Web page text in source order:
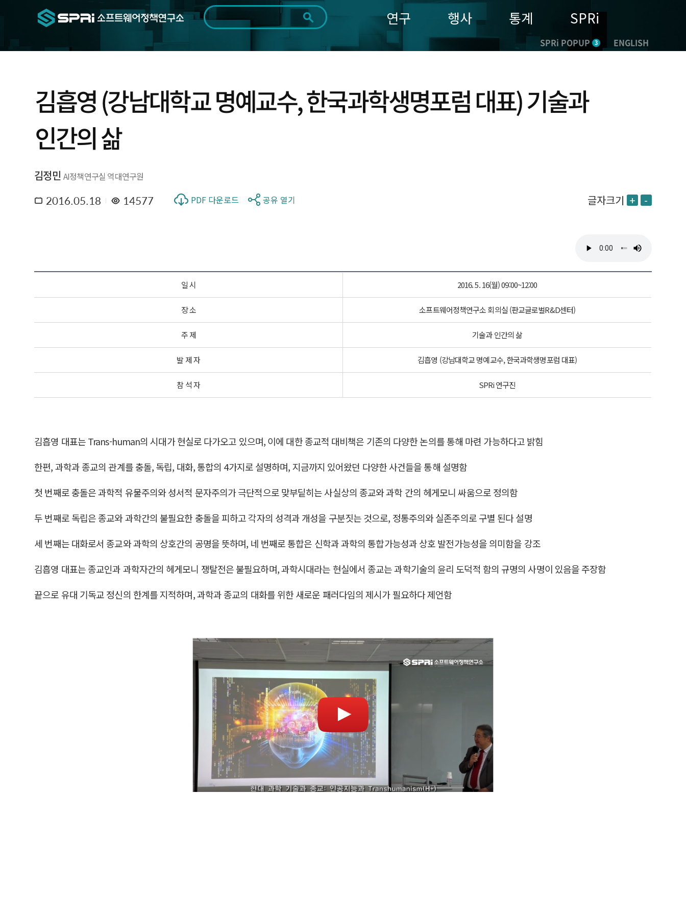
기간 전체 1일 1주 1개월 3개월 1년
일
막
일
조회
연구 행사 통계 SPRi
SPRi POPUP 3 ENGLISH
김흡영 (강남대학교 명예교수, 한국과학생명포럼 대표) 기술과
인간의 삶
김정민 AI정책연구실 역대연구원
2016.05.18 14577 PDF 다운로드 공유 열기 글자크기 + -
일 시 2016. 5. 16(월) 09:00~12:00
장 소 소프트웨어정책연구소 회의실 (판교글로벌R&D센터)
주 제 기술과 인간의 삶
발 제 자 김흡영 (강남대학교 명예교수, 한국과학생명포럼 대표)
참 석 자 SPRi 연구진
김흡영 대표는 Trans-human의 시대가 현실로 다가오고 있으며, 이에 대한 종교적 대비책은 기존의 다양한 논의를 통해 마련 가능하다고 밝힘
한편, 과학과 종교의 관계를 충돌, 독립, 대화, 통합의 4가지로 설명하며, 지금까지 있어왔던 다양한 사건들을 통해 설명함
첫 번째로 충돌은 과학적 유물주의와 성서적 문자주의가 극단적으로 맞부딭히는 사실상의 종교와 과학 간의 헤게모니 싸움으로 정의함
두 번째로 독립은 종교와 과학간의 불필요한 충돌을 피하고 각자의 성격과 개성을 구분짓는 것으로, 정통주의와 실존주의로 구별 된다 설명
세 번째는 대화로서 종교와 과학의 상호간의 공명을 뜻하며, 네 번째로 통합은 신학과 과학의 통합가능성과 상호 발전가능성을 의미함을 강조
김흡영 대표는 종교인과 과학자간의 헤게모니 쟁탈전은 불필요하며, 과학시대라는 현실에서 종교는 과학기술의 윤리 도덕적 함의 규명의 사명이 있음을 주장함
끝으로 유대 기독교 정신의 한계를 지적하며, 과학과 종교의 대화를 위한 새로운 패러다임의 제시가 필요하다 제언함